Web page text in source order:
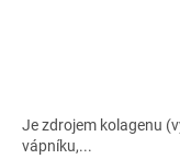
Je zdrojem kolagenu
vápníku,...